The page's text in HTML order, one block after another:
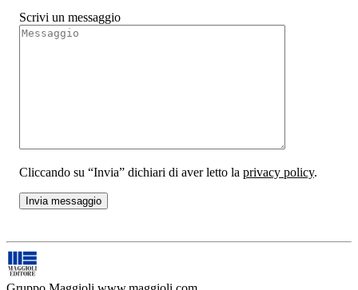
Scrivi un messaggio
Cliccando su “Invia” dichiari di aver letto la privacy policy.